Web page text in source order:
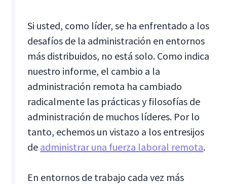
Si usted, como líder, se ha enfrentado a los
desafíos de la administración en entornos
más distribuidos, no está solo. Como indica
nuestro informe, el cambio a la
administración remota ha cambiado
radicalmente las prácticas y filosofías de
administración de muchos líderes. Por lo
tanto, echemos un vistazo a los entresijos
de administrar una fuerza laboral remota.
En entornos de trabajo cada vez más